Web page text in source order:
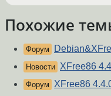
Похожие
Форум
Новости XFree86
Форум XFree86